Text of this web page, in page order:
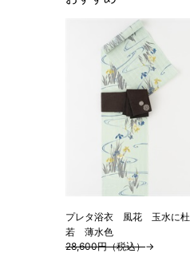
プレタ浴衣 風花 玉水に杜
若 薄水色
28,600円（税込）→